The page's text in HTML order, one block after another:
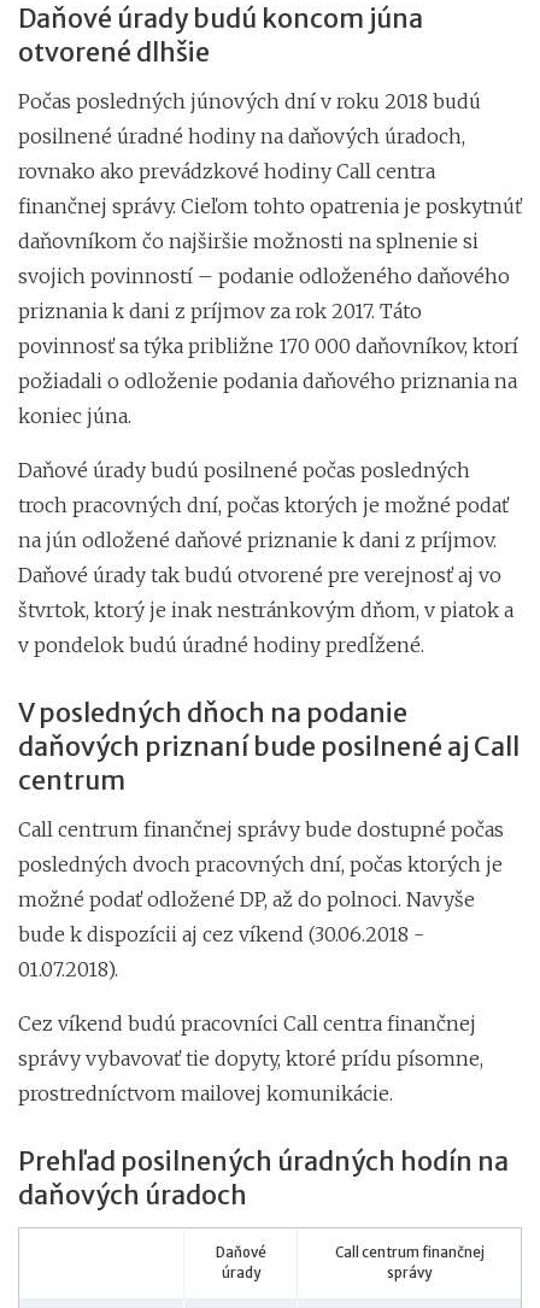
Daňové úrady budú koncom júna
otvorené dlhšie
Počas posledných júnových dní v roku 2018 budú
posilnené úradné hodiny na daňových úradoch,
rovnako ako prevádzkové hodiny Call centra
finančnej správy. Cieľom tohto opatrenia je poskytnúť
daňovníkom čo najširšie možnosti na splnenie si
svojich povinností – podanie odloženého daňového
priznania k dani z príjmov za rok 2017. Táto
povinnosť sa týka približne 170 000 daňovníkov, ktorí
požiadali o odloženie podania daňového priznania na
koniec júna.
Daňové úrady budú posilnené počas posledných
troch pracovných dní, počas ktorých je možné podať
na jún odložené daňové priznanie k dani z príjmov.
Daňové úrady tak budú otvorené pre verejnosť aj vo
štvrtok, ktorý je inak nestránkovým dňom, v piatok a
v pondelok budú úradné hodiny predĺžené.
V posledných dňoch na podanie
daňových priznaní bude posilnené aj Call
centrum
Call centrum finančnej správy bude dostupné počas
posledných dvoch pracovných dní, počas ktorých je
možné podať odložené DP, až do polnoci. Navyše
bude k dispozícii aj cez víkend (30.06.2018 -
01.07.2018).
Cez víkend budú pracovníci Call centra finančnej
správy vybavovať tie dopyty, ktoré prídu písomne,
prostredníctvom mailovej komunikácie.
Prehľad posilnených úradných hodín na
daňových úradoch
Daňové
úrady
Call centrum finančnej
správy